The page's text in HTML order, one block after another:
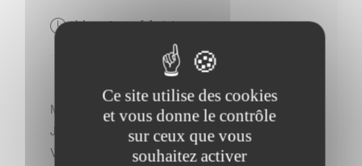
Horaires Mairie
Mardi : - 18h30 à 19h30
Jeudi : - 09h30 à 10h30
Vendredi : - 09h30 à 11h30
Ce site utilise des cookies
et vous donne le contrôle
sur ceux que vous
souhaitez activer